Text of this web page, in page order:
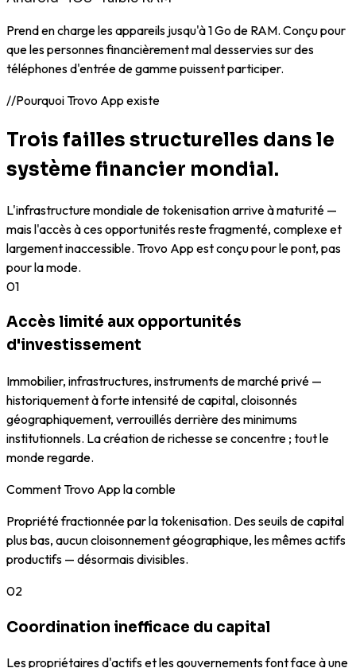
Prend en charge les appareils jusqu'à 1 Go de RAM. Conçu pour
que les personnes financièrement mal desservies sur des
téléphones d'entrée de gamme puissent participer.
//Pourquoi Trovo App existe
Trois failles structurelles dans le
système financier mondial.
L'infrastructure mondiale de tokenisation arrive à maturité —
mais l'accès à ces opportunités reste fragmenté, complexe et
largement inaccessible. Trovo App est conçu pour le pont, pas
pour la mode.
01
Accès limité aux opportunités
d'investissement
Immobilier, infrastructures, instruments de marché privé —
historiquement à forte intensité de capital, cloisonnés
géographiquement, verrouillés derrière des minimums
institutionnels. La création de richesse se concentre ; tout le
monde regarde.
Comment Trovo App la comble
Propriété fractionnée par la tokenisation. Des seuils de capital
plus bas, aucun cloisonnement géographique, les mêmes actifs
productifs — désormais divisibles.
02
Coordination inefficace du capital
Les propriétaires d'actifs et les gouvernements font face à une